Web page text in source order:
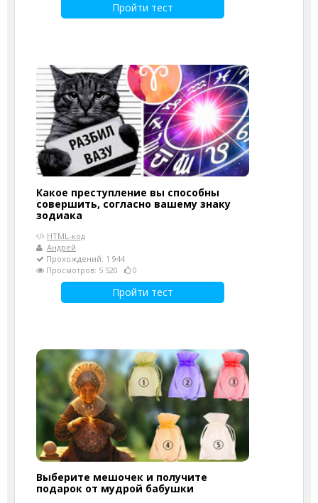
Пройти тест
Какое преступление вы способны
совершить, согласно вашему знаку
зодиака
HTML-код
Андрей
Прохождений: 1 944
Просмотров: 5 520
0
Пройти тест
Выберите мешочек и получите
подарок от мудрой бабушки